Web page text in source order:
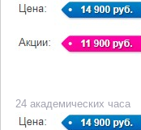
24 академических часа